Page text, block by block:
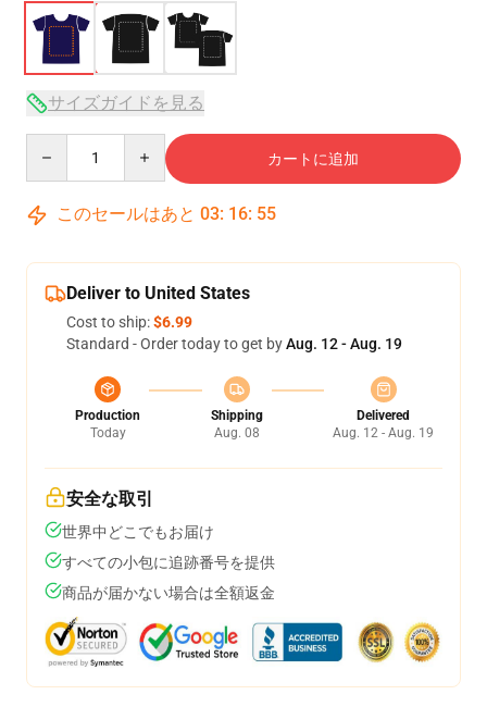
サイズガイドを見る
カートに追加
このセールはあと 03: 16: 54
Deliver to United States
Cost to ship:$6.99
Standard - Order today to get byAug. 12 - Aug. 19
Production
Today
Shipping
Aug. 08
Delivered
Aug. 12 - Aug. 19
安全な取引
世界中どこでもお届け
すべての小包に追跡番号を提供
商品が届かない場合は全額返金